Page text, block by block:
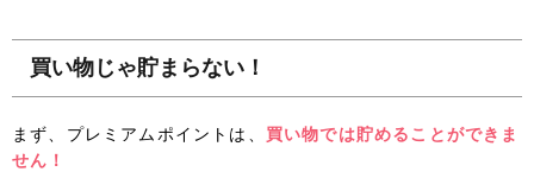
買い物じゃ貯まらない！
まず、プレミアムポイントは、 買い物では貯めることができま
せん！